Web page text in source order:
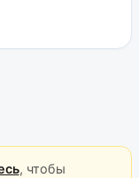
, чтобы